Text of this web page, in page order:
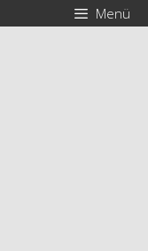
Menü